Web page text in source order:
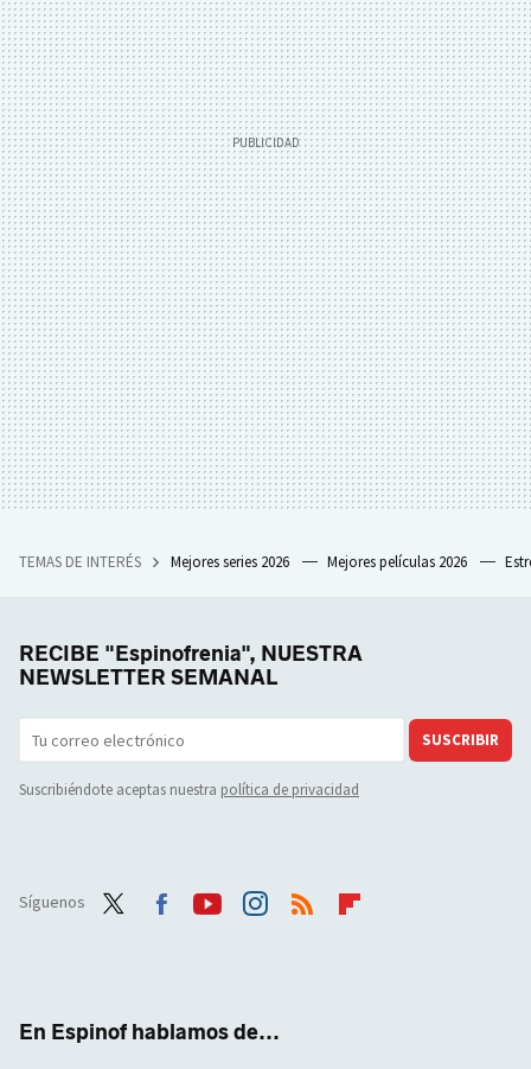
TEMAS DE INTERÉS Mejores series 2026 Mejores películas 2026
RECIBE "Espinofrenia", NUESTRA
NEWSLETTER SEMANAL
SUSCRIBIR
Suscribiéndote aceptas nuestra política de privacidad
Síguenos
En Espinof hablamos de...